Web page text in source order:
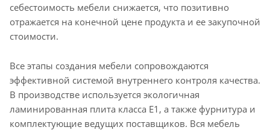
себестоимость мебели снижается, что позитивно
отражается на конечной цене продукта и ее закупочной
стоимости.
Все этапы создания мебели сопровождаются
эффективной системой внутреннего контроля качества.
В производстве используется экологичная
ламинированная плита класса Е1, а также фурнитура и
комплектующие ведущих поставщиков. Вся мебель